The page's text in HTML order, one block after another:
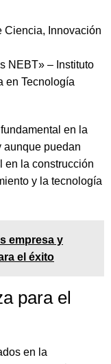
Ciencia, Innovación
NEBT» – Instituto
en Tecnología
en la
aunque puedan
en la construcción
y la tecnología
empresa y
el éxito
para el
en la